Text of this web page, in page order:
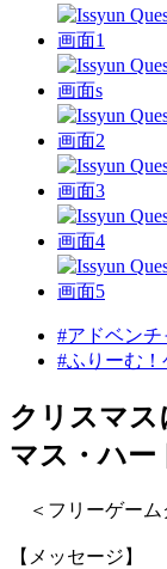
#アドベンチ
#ふりーむ
クリスマス
マス・ハー
＜フリーゲーム
【メッセージ】